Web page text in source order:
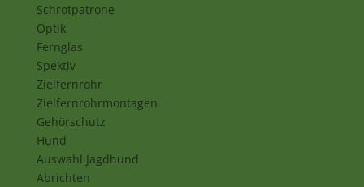
Schrotpatrone
Optik
Fernglas
Spektiv
Zielfernrohr
Zielfernrohrmontagen
Gehörschutz
Hund
Auswahl Jagdhund
Abrichten